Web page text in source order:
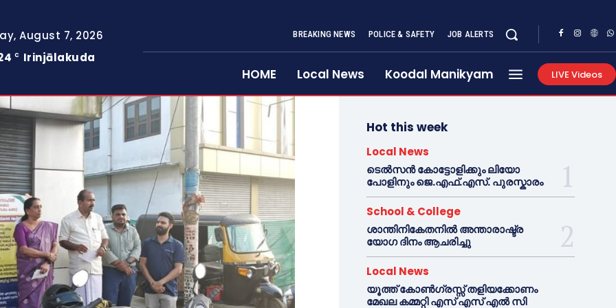
August 7, 2026
C Irinjālakuda
BREAKING NEWS POLICE & SAFETY JOB ALERTS
HOME Local News Koodal Manikyam LIVE Videos
Hot this week
Local News
ടെൽസൻ കോട്ടോളിക്കും ലിയോ
പോളിനും ജെ.എഫ്.എസ്. പുരസ്കാരം
School & College
ശാന്തിനികേതനിൽ അന്താരാഷ്ട്ര
യോഗ ദിനം ആചരിച്ചു
Local News
യൂത്ത് കോൺഗ്രസ്സ് തളിയക്കോണം
മേഖല കമ്മറ്റി എസ് എസ് എൽ സി